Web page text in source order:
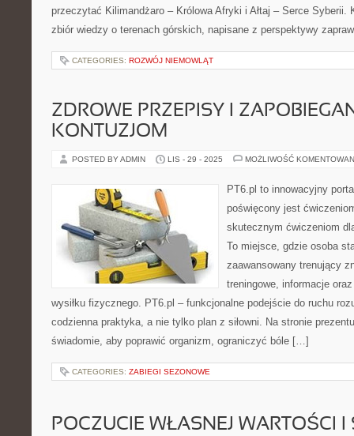
przeczytać Kilimandżaro – Królowa Afryki i Ałtaj – Serce Syberii.
zbiór wiedzy o terenach górskich, napisane z perspektywy
CATEGORIES: ROZWÓJ NIEMOWLĄT
ZDROWE PRZEPISY I
KONTUZJOM
POSTED BY ADMIN LIS - 29 - 2025 MOŻLIWOŚĆ
PT6.pl to innowacyjny
poświęcony jest
skutecznym ćwiczeniom
To miejsce, gdzie osoba
zaawansowany trenujący
treningowe, informacje
wysiłku fizycznego. PT6.pl – funkcjonalne podejście do ruchu
codzienna praktyka, a nie tylko plan z siłowni. Na stronie
świadomie, aby poprawić organizm, ograniczyć bóle […]
CATEGORIES: ZABIEGI SEZONOWE
POCZUCIE WŁASNEJ WARTOŚCI